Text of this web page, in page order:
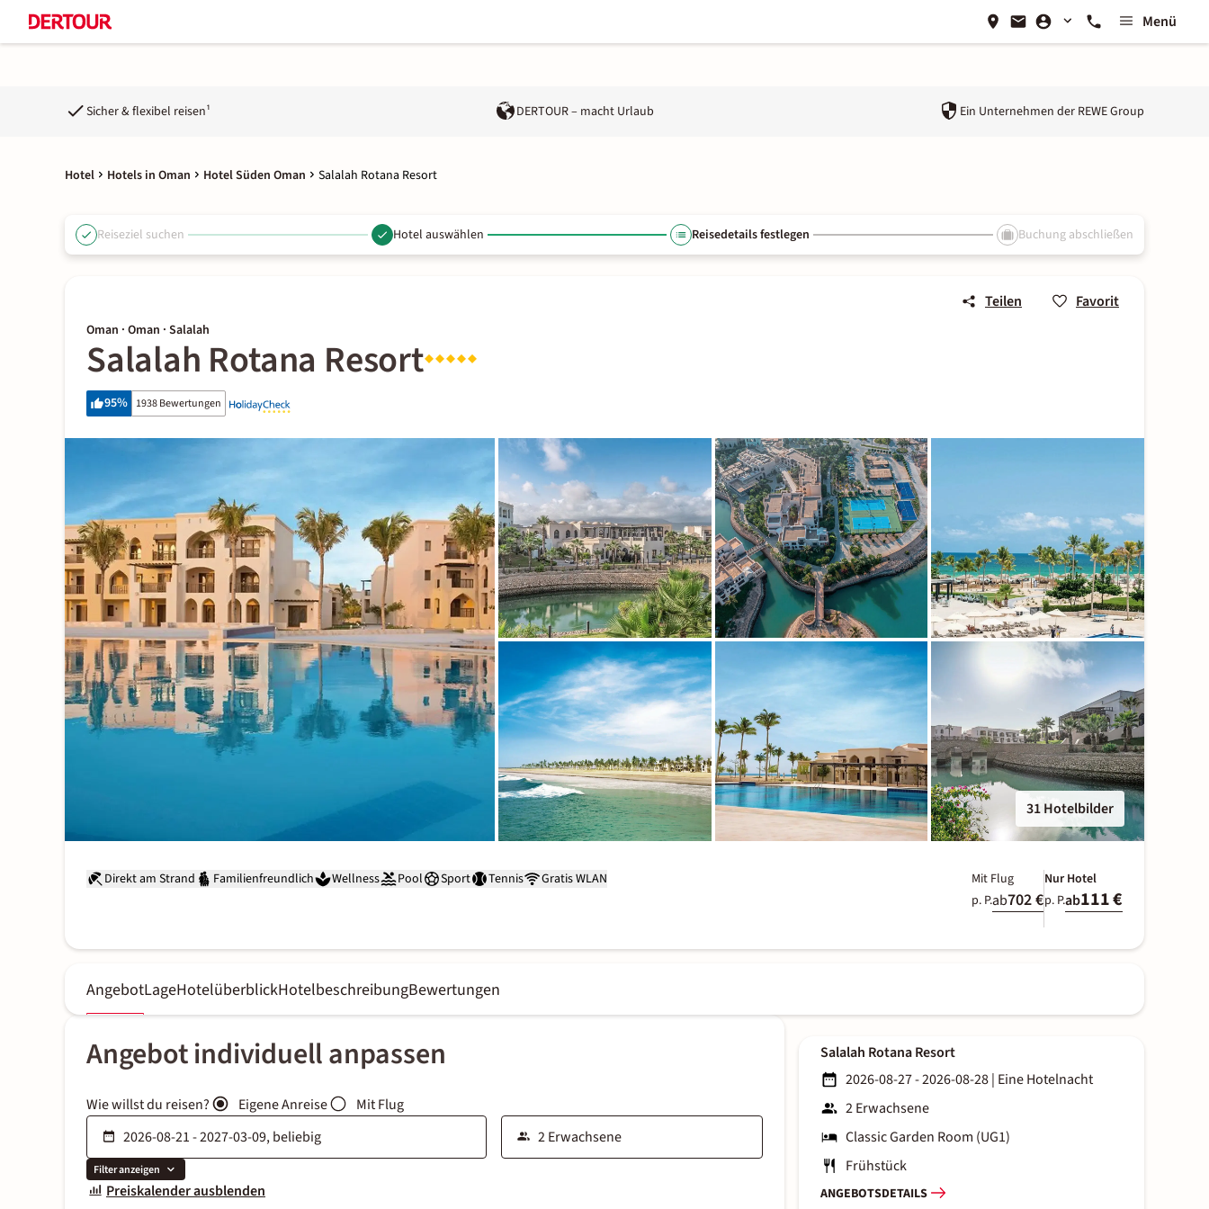
Menü
Sicher & flexibel reisen¹ DERTOUR – macht Urlaub Ein Unternehmen der REWE Group
Hotel Hotels in Oman Hotel Süden Oman Salalah Rotana Resort
Reiseziel suchen Hotel auswählen Reisedetails festlegen Buchung abschließen
Teilen Favorit
Oman · Oman · Salalah
Salalah Rotana Resort
95% 1938 Bewertungen
31 Hotelbilder
Direkt am Strand Familienfreundlich Wellness Pool Sport Tennis Gratis WLAN
Mit Flug
p. P.ab702 €
Nur Hotel
p. P.ab111 €
AngebotLageHotelüberblickHotelbeschreibungBewertungen
Angebot individuell anpassen
Wie willst du reisen? Eigene Anreise Mit Flug
Filter anzeigen
Preiskalender ausblenden
Salalah Rotana Resort
2026-08-27 - 2026-08-28| Eine Hotelnacht
2 Erwachsene
Classic Garden Room (UG1)
Frühstück
ANGEBOTSDETAILS